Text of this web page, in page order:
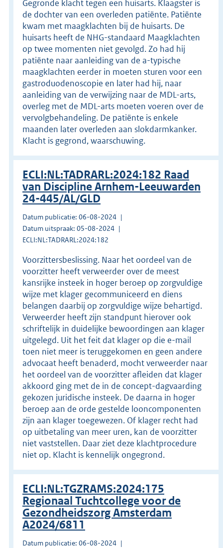
Gegronde klacht tegen een huisarts. Klaagster is
de dochter van een overleden patiënte. Patiënte
kwam met maagklachten bij de huisarts. De
huisarts heeft de NHG-standaard Maagklachten
op twee momenten niet gevolgd. Zo had hij
patiënte naar aanleiding van de a-typische
maagklachten eerder in moeten sturen voor een
gastroduodenoscopie en later had hij, naar
aanleiding van de verwijzing naar de MDL-arts,
overleg met de MDL-arts moeten voeren over de
vervolgbehandeling. De patiënte is enkele
maanden later overleden aan slokdarmkanker.
Klacht is gegrond, waarschuwing.
ECLI:NL:TADRARL:2024:182 Raad
van Discipline Arnhem-Leeuwarden
24-445/AL/GLD
Datum publicatie: 06-08-2024
Datum uitspraak: 05-08-2024
ECLI:NL:TADRARL:2024:182
Voorzittersbeslissing. Naar het oordeel van de
voorzitter heeft verweerder over de meest
kansrijke insteek in hoger beroep op zorgvuldige
wijze met klager gecommuniceerd en diens
belangen daarbij op zorgvuldige wijze behartigd.
Verweerder heeft zijn standpunt hierover ook
schriftelijk in duidelijke bewoordingen aan klager
uitgelegd. Uit het feit dat klager op die e-mail
toen niet meer is teruggekomen en geen andere
advocaat heeft benaderd, mocht verweerder naar
het oordeel van de voorzitter afleiden dat klager
akkoord ging met de in de concept-dagvaarding
gekozen juridische insteek. De daarna in hoger
beroep aan de orde gestelde looncomponenten
zijn aan klager toegewezen. Of klager recht had
op uitbetaling van meer uren, kan de voorzitter
niet vaststellen. Daar ziet deze klachtprocedure
niet op. Klacht is kennelijk ongegrond.
ECLI:NL:TGZRAMS:2024:175
Regionaal Tuchtcollege voor de
Gezondheidszorg Amsterdam
A2024/6811
Datum publicatie: 06-08-2024